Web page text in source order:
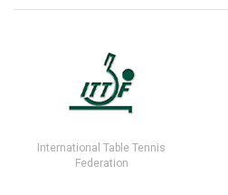
International Table Tennis
Federation